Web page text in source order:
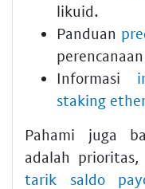
likuid.
Panduan
Informasi
staking
Pahami juga
adalah
tarik saldo